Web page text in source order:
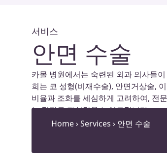
서비스
안면 수술
카몰 병원에서는 숙련된 외과 의사들
희는 코 성형(비재수술), 안면거상술,
비율과 조화를 세심하게 고려하여, 전
는 결과로 자신감을 높여드립니다.
Home›Services › 안면 수술